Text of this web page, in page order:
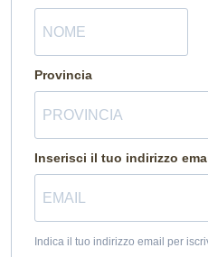
Provincia
Inserisci il tuo indirizzo
Indica il tuo indirizzo email per